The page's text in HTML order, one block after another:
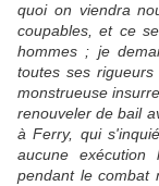
quoi on viendra
coupables, et ce
hommes ; je
toutes ses
monstrueuse
renouveler de bail
à Ferry, qui
aucune
pendant le combat